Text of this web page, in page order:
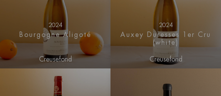
2024
Bourgogne Aligoté
Creusefond
2024
Auxey Duresses 1er Cru
(white)
Creusefond